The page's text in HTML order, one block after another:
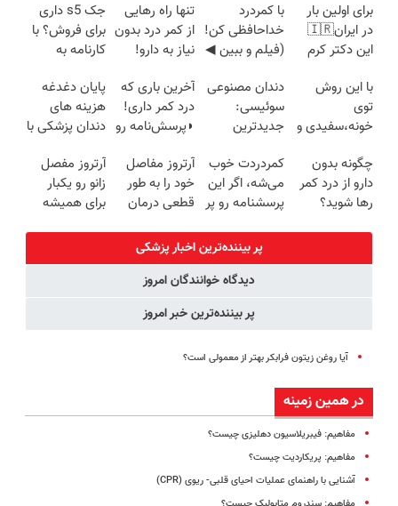
برای اولین بار
در ایران🇮🇷
این دکتر کرم
روزه ساخت!
با کمردرد
خداحافظی کن!
(فیلم و ببین ◀
پرکن)
تنها راه رهایی
از کمر درد بدون
نیاز به دارو!
جک s5 داری
برای فروش؟ با
کارنامه به
بفروش!
با این روش
توی
خونه،سفیدی و
برگردون
(40%off)
دندان مصنوعی
سوئیسی:
جدیدترین
سبک و مقاوم |
پرداخت قسطی
آخرین باری که
درد کمر داری!
◗پرسش‌نامه رو
پایان دغدغه
هزینه های
دندان پزشکی با
کننده خانگی
چگونه بدون
دارو از درد کمر
رها شوید؟
کمردردت خوب
می‌شه، اگر این
پرسشنامه رو پر
آرتروز مفاصل
خود را به طور
قطعی درمان
◗پرسش‌نامه◖
آرتروز مفصل
زانو رو یکبار
برای همیشه
پر بیننده‌ترین اخبار پزشکی
دیدگاه خوانندگان امروز
پر بیننده‌ترین خبر امروز
آیا روغن زیتون فرابکر بهتر از معمولی است؟
در همین زمینه
مفاهیم: فیبریلاسیون دهلیزی چیست؟
مفاهیم: پریکاردیت چیست؟
آشنایی با راهنمای عملیات احیای قلبی- ریوی (CPR)